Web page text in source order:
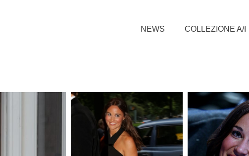
NEWS COLLEZIONE A/I